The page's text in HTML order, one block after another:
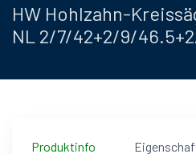
HW Hohlzahn-
NL 2/7/42+2/9/
Produktinfo